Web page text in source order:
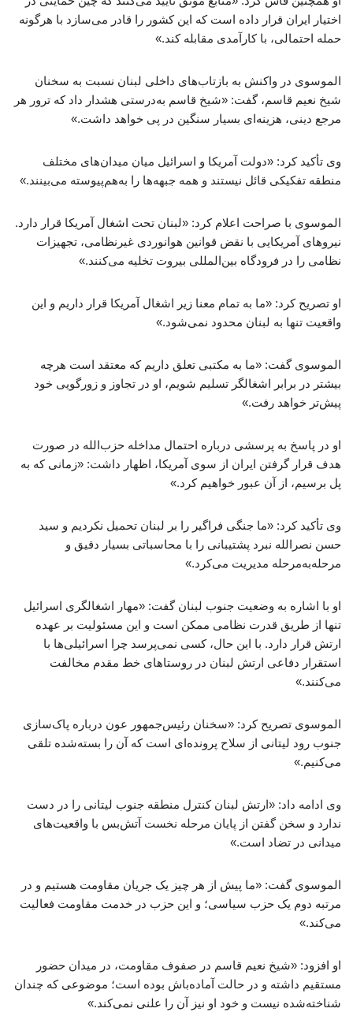
اختیار ایران قرار داده است که این کشور را قادر می‌سازد با هرگونه
حمله احتمالی، با کارآمدی مقابله کند.»
الموسوی در واکنش به بازتاب‌های داخلی لبنان نسبت به سخنان
شیخ نعیم قاسم، گفت: «شیخ قاسم به‌درستی هشدار داد که ترور هر
مرجع دینی، هزینه‌ای بسیار سنگین در پی خواهد داشت.»
وی تأکید کرد: «دولت آمریکا و اسرائیل میان میدان‌های مختلف
منطقه تفکیکی قائل نیستند و همه جبهه‌ها را به‌هم‌پیوسته می‌بینند.»
الموسوی با صراحت اعلام کرد: «لبنان تحت اشغال آمریکا قرار دارد.
نیروهای آمریکایی با نقض قوانین هوانوردی غیرنظامی، تجهیزات
نظامی را در فرودگاه بین‌المللی بیروت تخلیه می‌کنند.»
او تصریح کرد: «ما به تمام معنا زیر اشغال آمریکا قرار داریم و این
واقعیت تنها به لبنان محدود نمی‌شود.»
الموسوی گفت: «ما به مکتبی تعلق داریم که معتقد است هرچه
بیشتر در برابر اشغالگر تسلیم شویم، او در تجاوز و زورگویی خود
پیش‌تر خواهد رفت.»
او در پاسخ به پرسشی درباره احتمال مداخله حزب‌الله در صورت
هدف قرار گرفتن ایران از سوی آمریکا، اظهار داشت: «زمانی که به
پل برسیم، از آن عبور خواهیم کرد.»
وی تأکید کرد: «ما جنگی فراگیر را بر لبنان تحمیل نکردیم و سید
حسن نصرالله نبرد پشتیبانی را با محاسباتی بسیار دقیق و
مرحله‌به‌مرحله مدیریت می‌کرد.»
او با اشاره به وضعیت جنوب لبنان گفت: «مهار اشغالگری اسرائیل
تنها از طریق قدرت نظامی ممکن است و این مسئولیت بر عهده
ارتش قرار دارد. با این حال، کسی نمی‌پرسد چرا اسرائیلی‌ها با
استقرار دفاعی ارتش لبنان در روستاهای خط مقدم مخالفت
می‌کنند.»
الموسوی تصریح کرد: «سخنان رئیس‌جمهور عون درباره پاک‌سازی
جنوب رود لیتانی از سلاح پرونده‌ای است که آن را بسته‌شده تلقی
می‌کنیم.»
وی ادامه داد: «ارتش لبنان کنترل منطقه جنوب لیتانی را در دست
ندارد و سخن گفتن از پایان مرحله نخست آتش‌بس با واقعیت‌های
میدانی در تضاد است.»
الموسوی گفت: «ما پیش از هر چیز یک جریان مقاومت هستیم و در
مرتبه دوم یک حزب سیاسی؛ و این حزب در خدمت مقاومت فعالیت
می‌کند.»
او افزود: «شیخ نعیم قاسم در صفوف مقاومت، در میدان حضور
مستقیم داشته و در حالت آماده‌باش بوده است؛ موضوعی که چندان
شناخته‌شده نیست و خود او نیز آن را علنی نمی‌کند.»